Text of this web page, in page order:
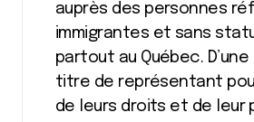
auprès des personnes
immigrantes et sans
partout au Québec.
titre de représentant
de leurs droits et de